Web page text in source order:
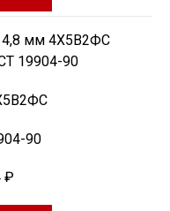
4,8 мм 4Х5В2ФС
19904-90
90
₽